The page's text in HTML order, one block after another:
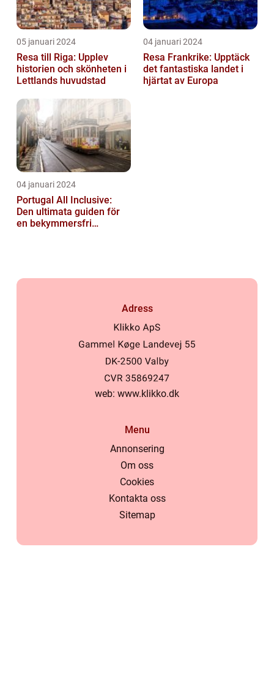
05 januari 2024
Resa till Riga: Upplev
historien och skönheten i
Lettlands huvudstad
04 januari 2024
Resa Frankrike: Upptäck
det fantastiska landet i
hjärtat av Europa
04 januari 2024
Portugal All Inclusive:
Den ultimata guiden för
en bekymmersfri
Adress
web: www.klikko.dk
Menu
Annonsering
Om oss
Cookies
Kontakta oss
Sitemap